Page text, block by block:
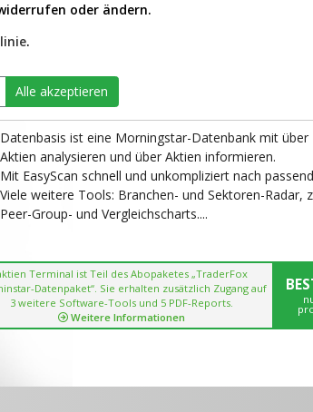
TERMINAL
Aktienanalyse-
Datenbasis ist eine Morningstar-Datenbank mit über
Aktien analysieren und über Aktien informieren.
Mit EasyScan schnell und unkompliziert nach
Viele weitere Tools: Branchen- und Sektoren-Radar,
Peer-Group- und Vergleichscharts....
Terminal ist Teil des Abopaketes „TraderFox
Datenpaket“. Sie erhalten zusätzlich Zugang auf
3 weitere Software-Tools und 5 PDF-Reports.
Weitere Informationen
oder ändern.
.
Alle akzeptieren